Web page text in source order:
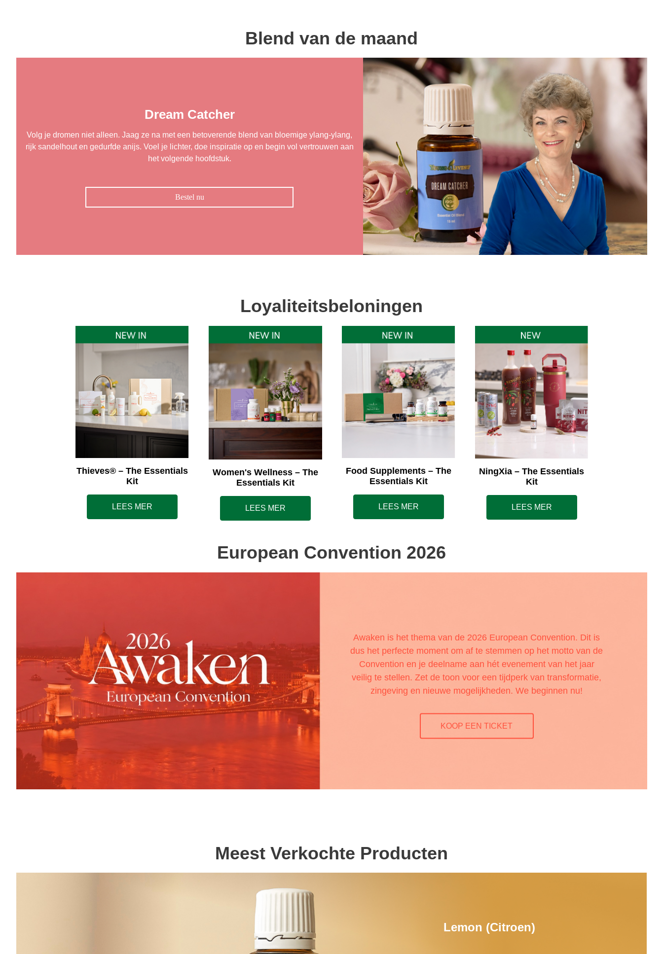
Blend van de maand
Dream Catcher
Volg je dromen niet alleen. Jaag ze na met een betoverende blend van bloemige ylang-ylang,
rijk sandelhout en gedurfde anijs. Voel je lichter, doe inspiratie op en begin vol vertrouwen aan
het volgende hoofdstuk.
Bestel nu
Loyaliteitsbeloningen
Thieves® – The Essentials
Kit
LEES MER
Women's Wellness – The
Essentials Kit
LEES MER
Food Supplements – The
Essentials Kit
LEES MER
NingXia – The Essentials
Kit
LEES MER
European Convention 2026
Awaken is het thema van de 2026 European Convention. Dit is
dus het perfecte moment om af te stemmen op het motto van de
Convention en je deelname aan hét evenement van het jaar
veilig te stellen. Zet de toon voor een tijdperk van transformatie,
zingeving en nieuwe mogelijkheden. We beginnen nu!
KOOP EEN TICKET
Meest Verkochte Producten
Lemon (Citroen)